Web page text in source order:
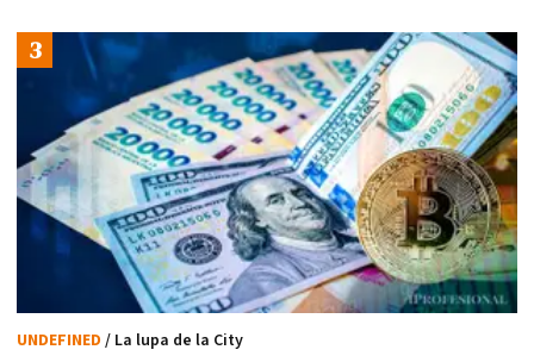
UNDEFINED / La lupa de la City